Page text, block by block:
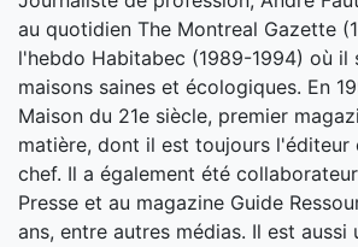
au quotidien The Montreal Gazette
l'hebdo Habitabec (1989-1994) où il
maisons saines et écologiques. En
Maison du 21e siècle, premier
matière, dont il est toujours l'éditeur
chef. Il a également été
Presse et au magazine Guide
ans, entre autres médias. Il est aussi